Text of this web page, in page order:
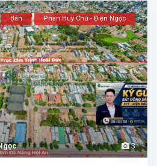
3
Bán Phan Huy Chú - Điện Ngọc